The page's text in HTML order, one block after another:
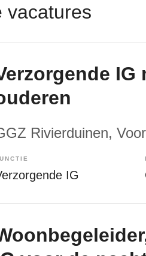
vacatures
IG
Rivierduinen,
IG